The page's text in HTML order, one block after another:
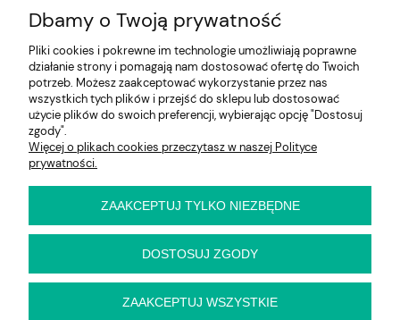
Informacje
E-KRZESŁO
Biuro handlowe (bez ekspozycji). Prosimy o wcześniejszy
kontakt przed wizytą
ul. Cynamonowa 2,
woj. dolnośląskie
22 22 82 046,
biuro@e-krzeslo.com.pl
Dbamy o Twoją prywatność
Pliki cookies i pokrewne im technologie umożliwiają poprawne
działanie strony i pomagają nam dostosować ofertę do Twoich
potrzeb. Możesz zaakceptować wykorzystanie przez nas
wszystkich tych plików i przejść do sklepu lub dostosować
użycie plików do swoich preferencji, wybierając opcję "Dostosuj
zgody".
Więcej o plikach cookies przeczytasz w naszej Polityce
prywatności.
ZAAKCEPTUJ TYLKO NIEZBĘDNE
DOSTOSUJ ZGODY
ZAAKCEPTUJ WSZYSTKIE